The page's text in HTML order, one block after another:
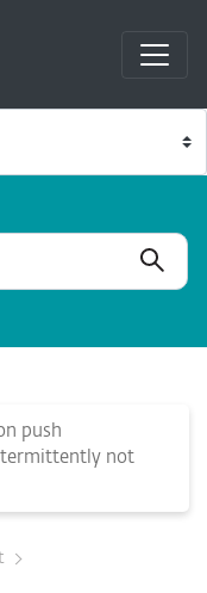
push
not